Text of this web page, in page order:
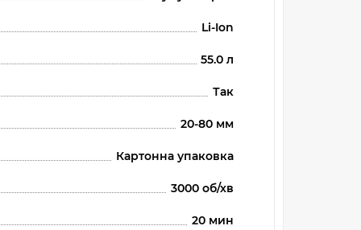
Li-Ion
55.0 л
Так
20-80 мм
Картонна упаковка
3000 об/хв
20 мин